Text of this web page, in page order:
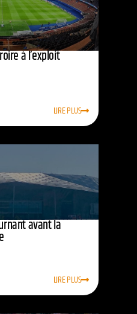
à l’exploit
LIRE PLUS
avant la
LIRE PLUS